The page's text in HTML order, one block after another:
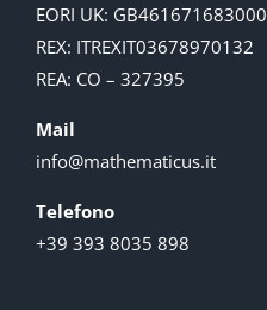
EORI UK: GB461671683000
REX: ITREXIT03678970132
REA: CO – 327395
Mail
info@mathematicus.it
Telefono
+39 393 8035 898